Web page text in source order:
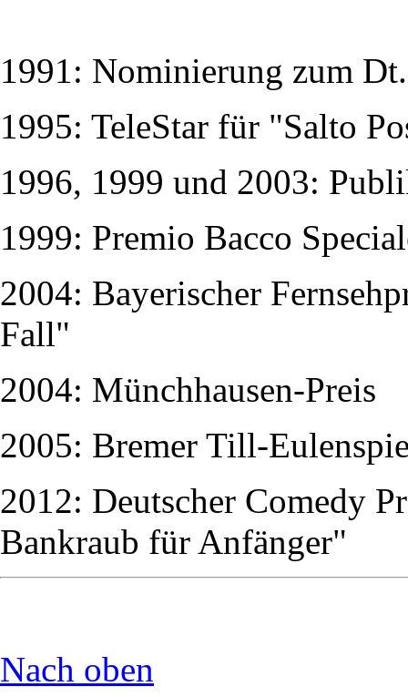
1991: Nominierung zum
1995: TeleStar für "Salto
1996, 1999 und 2003:
1999: Premio Bacco
2004: Bayerischer
Fall"
2004: Münchhausen-Preis
2005: Bremer Till-
2012: Deutscher Comedy
Bankraub für Anfänger"
Nach oben